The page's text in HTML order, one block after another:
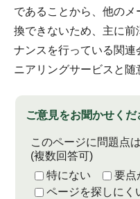
であることから、他の
換できないため、主に
ナンスを行っている関
ニアリングサービスと随
ご意見をお聞かせくだ
このページに問題点
(複数回答可)
特にない
要点
ページを探しにく